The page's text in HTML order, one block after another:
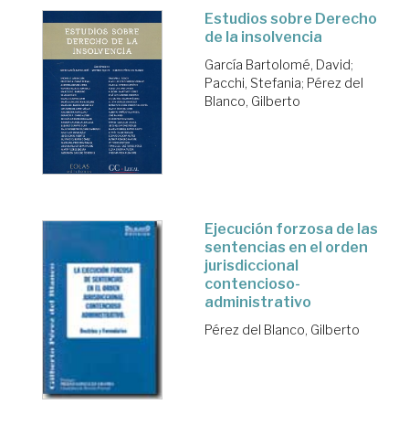
Estudios sobre Derecho
de la insolvencia
García Bartolomé, David;
Pacchi, Stefania; Pérez del
Blanco, Gilberto
Ejecución forzosa de las
sentencias en el orden
jurisdiccional
contencioso-
administrativo
Pérez del Blanco, Gilberto